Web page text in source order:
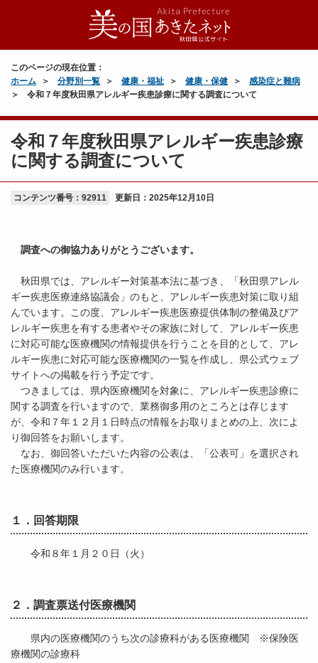
このページの現在位置：
ホーム
分野別一覧 健康・福祉 健康・保健
感染症と難病
令和７年度秋田県アレルギー疾患診療に関する調査について
令和７年度秋田県アレルギー疾患診療
に関する調査について
コンテンツ番号：92911 更新日： 2025年12月10日
調査への御協力ありがとうございます。
秋田県では、アレルギー対策基本法に基づき、「秋田県アレル
ギー疾患医療連絡協議会」のもと、アレルギー疾患対策に取り組
んでいます。この度、アレルギー疾患医療提供体制の整備及びア
レルギー疾患を有する患者やその家族に対して、アレルギー疾患
に対応可能な医療機関の情報提供を行うことを目的として、アレ
ルギー疾患に対応可能な医療機関の一覧を作成し、県公式ウェブ
サイトへの掲載を行う予定です。
つきましては、県内医療機関を対象に、アレルギー疾患診療に
関する調査を行いますので、業務御多用のところとは存じます
が、令和７年１２月１日時点の情報をお取りまとめの上、次によ
り御回答をお願いします。
なお、御回答いただいた内容の公表は、「公表可」を選択され
た医療機関のみ行います。
１．回答期限
令和８年１月２０日（火）
２．調査票送付医療機関
県内の医療機関のうち次の診療科がある医療機関 ※保険医
療機関の診療科